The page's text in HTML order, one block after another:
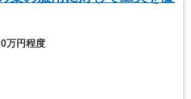
万円程度